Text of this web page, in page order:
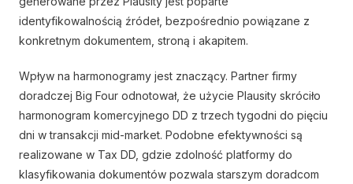
identyfikowalnością źródeł, bezpośrednio powiązane z
konkretnym dokumentem, stroną i akapitem.
Wpływ na harmonogramy jest znaczący. Partner firmy
doradczej Big Four odnotował, że użycie Plausity skróciło
harmonogram komercyjnego DD z trzech tygodni do pięciu
dni w transakcji mid-market. Podobne efektywności są
realizowane w Tax DD, gdzie zdolność platformy do
klasyfikowania dokumentów pozwala starszym doradcom